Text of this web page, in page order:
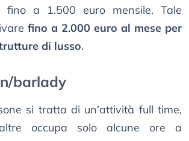
fino a 1.500 euro mensile. Tale
fino a 2.000 euro al mese per
di lusso.
barlady
si tratta di un’attività full time,
occupa solo alcune ore a